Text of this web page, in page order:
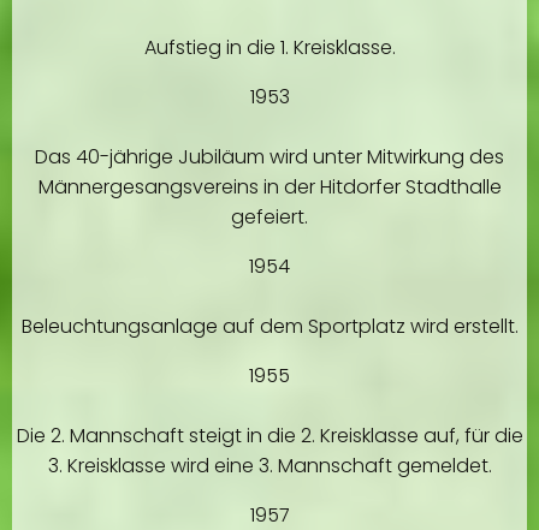
Aufstieg in die 1. Kreisklasse.
1953
Das 40-jährige Jubiläum wird unter Mitwirkung des
Männergesangsvereins in der Hitdorfer Stadthalle
gefeiert.
1954
Beleuchtungsanlage auf dem Sportplatz wird erstellt.
1955
Die 2. Mannschaft steigt in die 2. Kreisklasse auf, für die
3. Kreisklasse wird eine 3. Mannschaft gemeldet.
1957